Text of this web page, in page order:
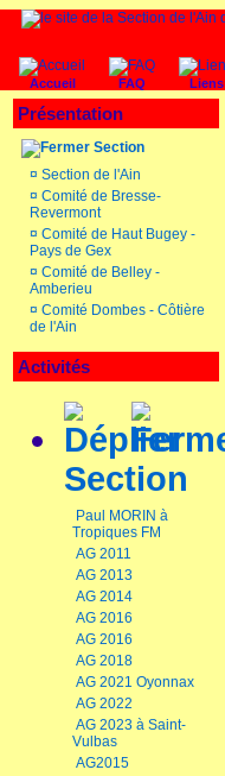
Accueil FAQ Liens
Présentation
Section
¤ Section de l'Ain
¤ Comité de Bresse-
Revermont
¤ Comité de Haut Bugey -
Pays de Gex
¤ Comité de Belley -
Amberieu
¤ Comité Dombes - Côtière
de l'Ain
Activités
Section
Paul MORIN à
Tropiques FM
AG 2011
AG 2013
AG 2014
AG 2016
AG 2016
AG 2018
AG 2021 Oyonnax
AG 2022
AG 2023 à Saint-
Vulbas
AG2015